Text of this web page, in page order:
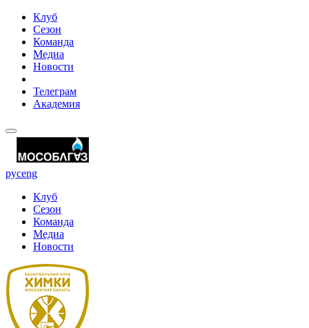
Клуб
Сезон
Команда
Медиа
Новости
Телеграм
Академия
русeng
Клуб
Сезон
Команда
Медиа
Новости